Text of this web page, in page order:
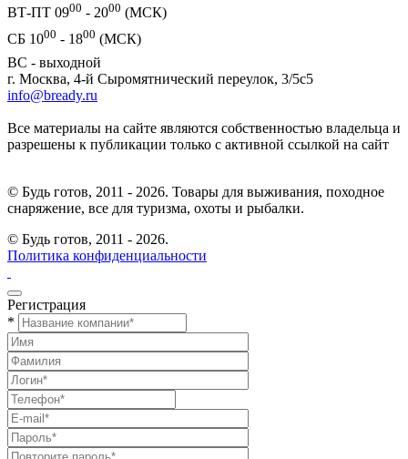
ВТ-ПТ 0900 - 2000 (МСК)
СБ 1000 - 1800 (МСК)
ВС - выходной
г. Москва, 4-й Сыромятнический переулок, 3/5с5
info@bready.ru
Все материалы на сайте являются собственностью владельца и
разрешены к публикации только с активной ссылкой на сайт
© Будь готов, 2011 - 2026. Товары для выживания, походное
снаряжение, все для туризма, охоты и рыбалки.
© Будь готов, 2011 - 2026.
Политика конфиденциальности
Регистрация
*